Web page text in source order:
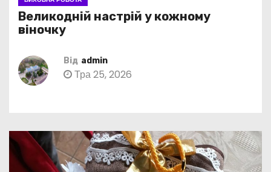
Великодній настрій у кожному
віночку
Від admin
Тра 25, 2026